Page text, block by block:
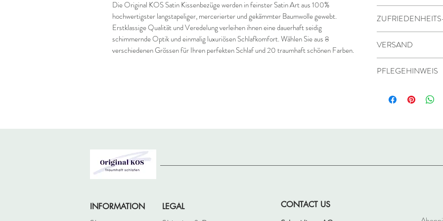
Die Original KOS Satin Kissenbezüge werden in feinster Satin Art aus 100%
hochwertigster langstapeliger, mercerierter und gekämmter Baumwolle gewebt.
Erstklassige Qualität und Veredelung verleihen ihnen eine dauerhaft seidig
schimmernde Optik und einmalig luxuriösen Schlafkomfort. Wählen Sie aus 8
verschiedenen Grössen für Ihren perfekten Schlaf und 20 traumhaft schönen Farben.
Seidig
Geschmeidig
Luxuriöser
Atmungsaktiv
Oeko-Tex®
Schlafkomfort von
geniessen werden.
Sie kennen
einfach an uns
VERSAND
Lichtenstein
PFLEGEHINWEIS
Waschen Sie den
INFORMATION LEGAL CONTACT US